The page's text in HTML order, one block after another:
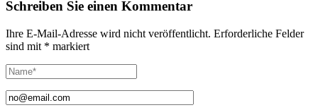
Schreiben Sie einen Kommentar
Ihre E-Mail-Adresse wird nicht veröffentlicht. Erforderliche Felder
sind mit * markiert